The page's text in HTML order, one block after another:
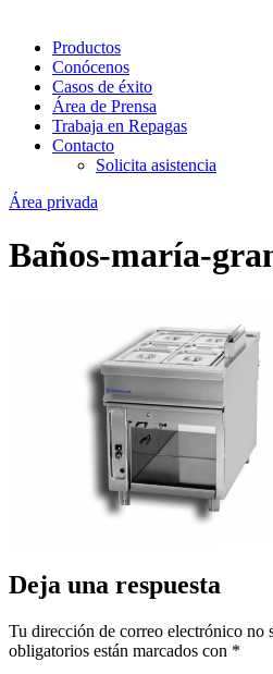
Productos
Conócenos
Casos de éxito
Área de Prensa
Trabaja en Repagas
Contacto
Solicita asistencia
Área privada
Baños-maría-
Deja una respuesta
Tu dirección de correo electrónico no
obligatorios están marcados con *